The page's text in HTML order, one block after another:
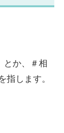
とか、＃相
します。